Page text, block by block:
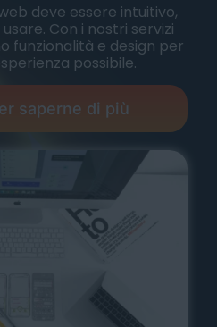
deve essere intuitivo,
Con i nostri servizi
funzionalità e design per
possibile.
saperne di più